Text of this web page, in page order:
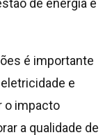
é importante
e
o impacto
a qualidade de